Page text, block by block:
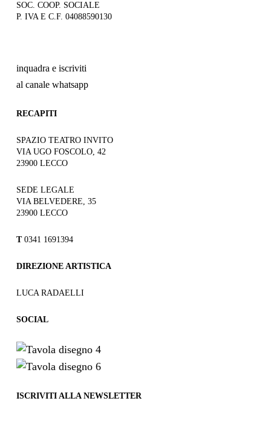
SOC. COOP. SOCIALE
P. IVA E C.F. 04088590130
inquadra e iscriviti
al canale whatsapp
RECAPITI
SPAZIO TEATRO INVITO
VIA UGO FOSCOLO, 42
23900 LECCO
SEDE LEGALE
VIA BELVEDERE, 35
23900 LECCO
T0341 1691394
DIREZIONE ARTISTICA
LUCA RADAELLI
SOCIAL
ISCRIVITI ALLA NEWSLETTER